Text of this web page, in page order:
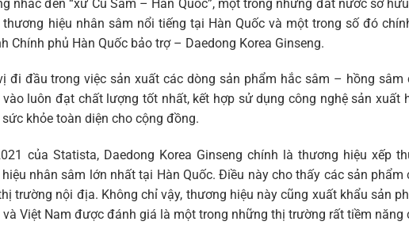
nhắc đến “xứ Củ Sâm – Hàn Quốc”, một trong những đất nước sở
hiệu nhân sâm nổi tiếng tại Hàn Quốc và một trong số đó
Chính phủ Hàn Quốc bảo trợ – Daedong Korea Ginseng.
đi đầu trong việc sản xuất các dòng sản phẩm hắc sâm – hồng sâm
luôn đạt chất lượng tốt nhất, kết hợp sử dụng công nghệ sản xuất
khỏe toàn diện cho cộng đồng.
của Statista, Daedong Korea Ginseng chính là thương hiệu xếp
nhân sâm lớn nhất tại Hàn Quốc. Điều này cho thấy các sản phẩm
trường nội địa. Không chỉ vậy, thương hiệu này cũng xuất khẩu sản
Việt Nam được đánh giá là một trong những thị trường rất tiềm năng